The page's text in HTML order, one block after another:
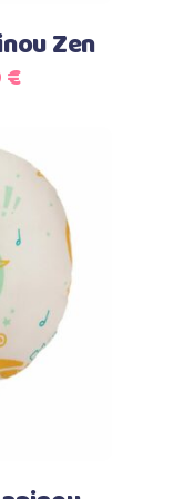
Zen
:
€Le
est :
8.00 €.